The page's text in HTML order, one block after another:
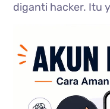
diganti hacker. Itu